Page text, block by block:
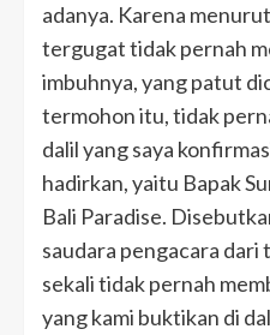
adanya. Karena
tergugat tidak pernah
imbuhnya, yang patut
termohon itu, tidak
dalil yang saya
hadirkan, yaitu Bapak
Bali Paradise.
saudara pengacara dari
sekali tidak pernah
yang kami buktikan di